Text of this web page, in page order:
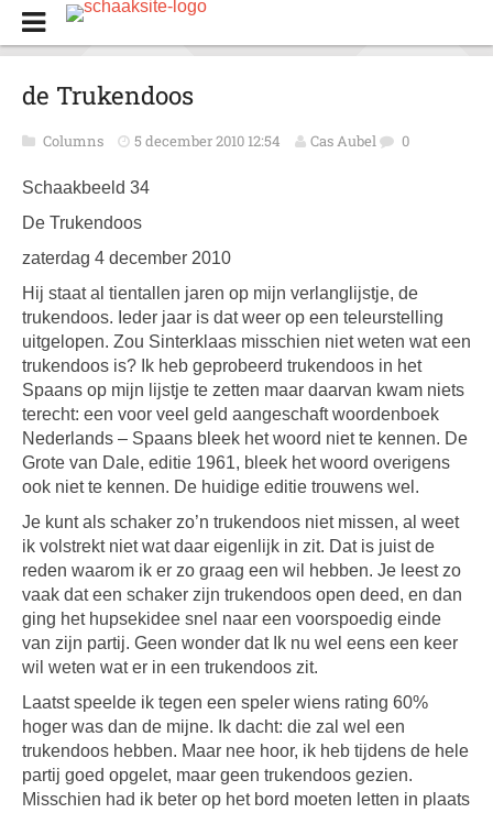
de Trukendoos
Columns 5 december 2010 12:54 Cas Aubel 0
Schaakbeeld 34
De Trukendoos
zaterdag 4 december 2010
Hij staat al tientallen jaren op mijn verlanglijstje, de
trukendoos. Ieder jaar is dat weer op een teleurstelling
uitgelopen. Zou Sinterklaas misschien niet weten wat een
trukendoos is? Ik heb geprobeerd trukendoos in het
Spaans op mijn lijstje te zetten maar daarvan kwam niets
terecht: een voor veel geld aangeschaft woordenboek
Nederlands – Spaans bleek het woord niet te kennen. De
Grote van Dale, editie 1961, bleek het woord overigens
ook niet te kennen. De huidige editie trouwens wel.
Je kunt als schaker zo’n trukendoos niet missen, al weet
ik volstrekt niet wat daar eigenlijk in zit. Dat is juist de
reden waarom ik er zo graag een wil hebben. Je leest zo
vaak dat een schaker zijn trukendoos open deed, en dan
ging het hupsekidee snel naar een voorspoedig einde
van zijn partij. Geen wonder dat Ik nu wel eens een keer
wil weten wat er in een trukendoos zit.
Laatst speelde ik tegen een speler wiens rating 60%
hoger was dan de mijne. Ik dacht: die zal wel een
trukendoos hebben. Maar nee hoor, ik heb tijdens de hele
partij goed opgelet, maar geen trukendoos gezien.
Misschien had ik beter op het bord moeten letten in plaats